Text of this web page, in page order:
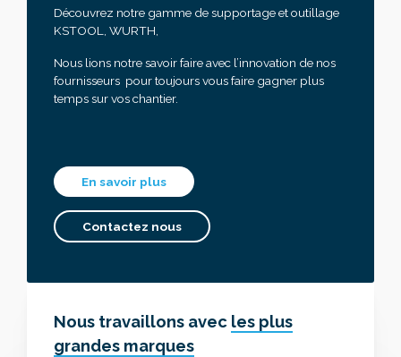
Découvrez notre gamme de supportage et outillage
KSTOOL, WURTH,
Nous lions notre savoir faire avec l’innovation de nos
fournisseurs pour toujours vous faire gagner plus
temps sur vos chantier.
En savoir plus
Contactez nous
Nous travaillons avec les plus
grandes marques